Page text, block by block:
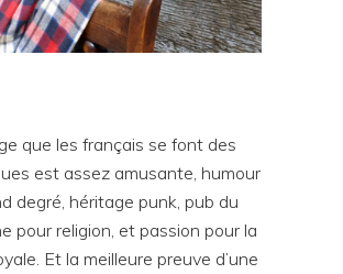
que les français se font des
est assez amusante, humour
degré, héritage punk, pub du
pour religion, et passion pour la
Et la meilleure preuve d’une